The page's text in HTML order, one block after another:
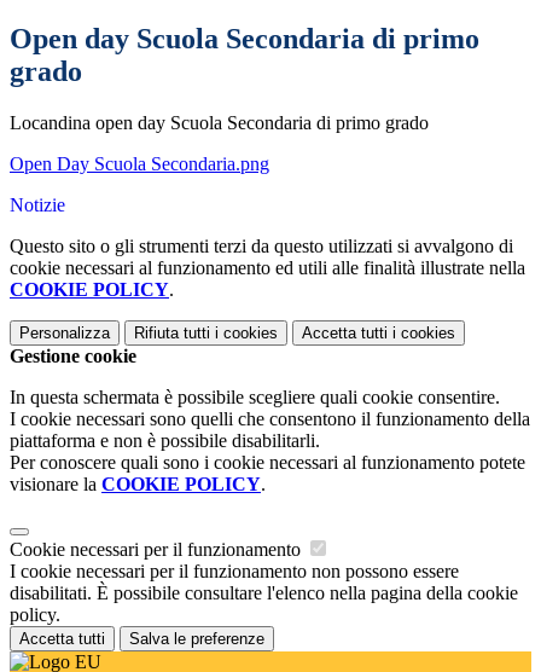
Open day Scuola Secondaria di primo
grado
Locandina open day Scuola Secondaria di primo grado
Open Day Scuola Secondaria.png
Notizie
Questo sito o gli strumenti terzi da questo utilizzati si avvalgono di
cookie necessari al funzionamento ed utili alle finalità illustrate nella
COOKIE POLICY.
Personalizza Rifiuta tutti i cookies Accetta tutti i cookies
Gestione cookie
In questa schermata è possibile scegliere quali cookie consentire.
I cookie necessari sono quelli che consentono il funzionamento della
piattaforma e non è possibile disabilitarli.
Per conoscere quali sono i cookie necessari al funzionamento potete
visionare la COOKIE POLICY.
Cookie necessari per il funzionamento
I cookie necessari per il funzionamento non possono essere
disabilitati. È possibile consultare l'elenco nella pagina della cookie
policy.
Accetta tutti Salva le preferenze